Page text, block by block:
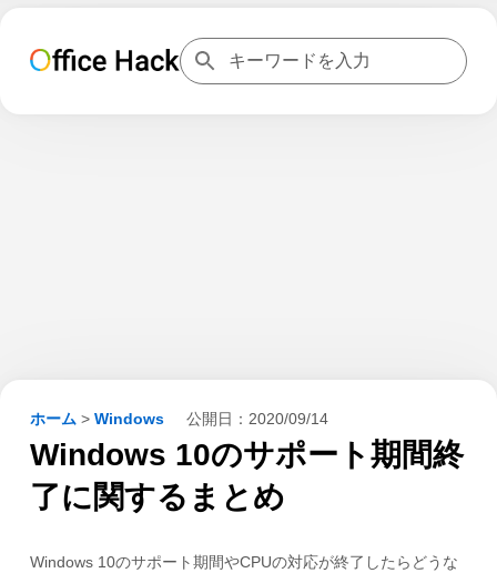
ホーム > Windows 公開日： 2020/09/14
Windows 10のサポート期間終
了に関するまとめ
Windows 10のサポート期間やCPUの対応が終了したらどうな